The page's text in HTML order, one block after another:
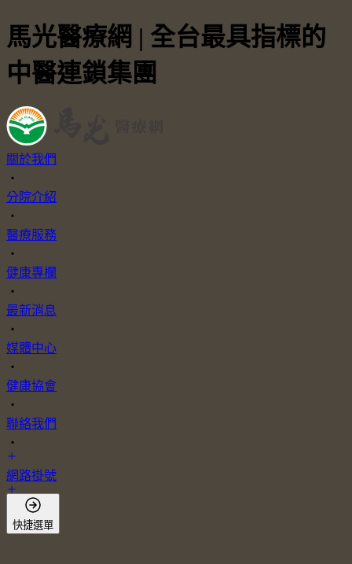
馬光醫療網 | 全台最具指標的
中醫連鎖集團
關於我們
・
分院介紹
・
醫療服務
・
健康專欄
・
最新消息
・
媒體中心
・
健康協會
・
聯絡我們
・
網路掛號
會員登入
快捷選單